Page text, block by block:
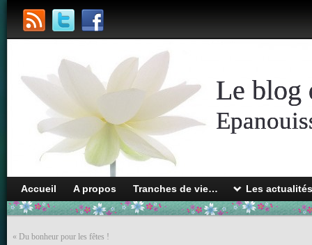
Le blog
Accueil A propos Tranches de vie… Les
« Du bonheur pour les fêtes !